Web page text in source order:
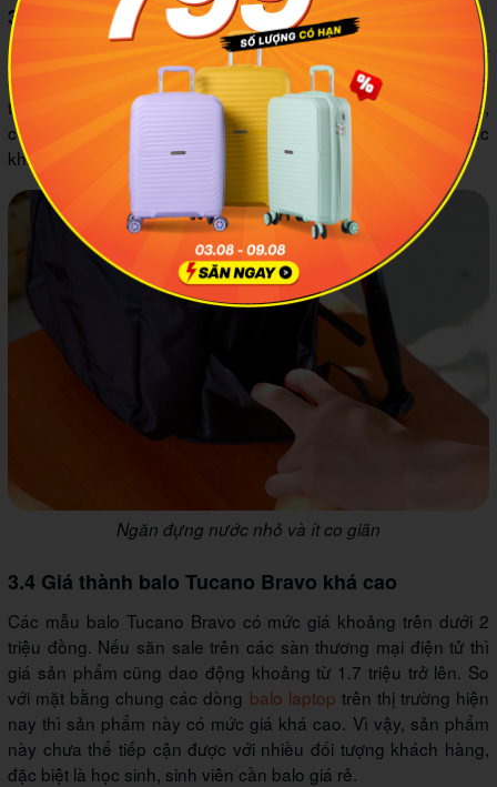
3.3 Ngăn đựng nước khá nhỏ
Ngăn đựng nước bên hông balo khá nhỏ, ít co giãn. Bạn chỉ
có thể mang theo loại chai nước suối 500ml nhỏ gọn, không
thể chứa bình nước lớn. Vì vậy, với những bạn làm văn phòng,
có thói quen đem theo bình giữ nhiệt size to thì nên cân nhắc
khi mua sản phẩm này.
Ngăn đựng nước nhỏ và ít co giãn
3.4 Giá thành balo Tucano Bravo khá cao
Các mẫu balo Tucano Bravo có mức giá khoảng trên dưới 2
triệu đồng. Nếu săn sale trên các sàn thương mại điện tử thì
giá sản phẩm cũng dao động khoảng từ 1.7 triệu trở lên. So
với mặt bằng chung các dòng balo laptop trên thị trường hiện
nay thì sản phẩm này có mức giá khá cao. Vì vậy, sản phẩm
này chưa thể tiếp cận được với nhiều đối tượng khách hàng,
đặc biệt là học sinh, sinh viên cần balo giá rẻ.